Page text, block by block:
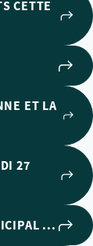
CETTE
ET LA
27
...